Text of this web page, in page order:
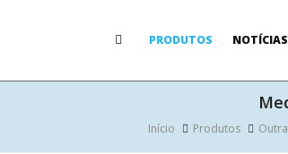
PRODUTOS NOTÍCIAS
Início Produtos